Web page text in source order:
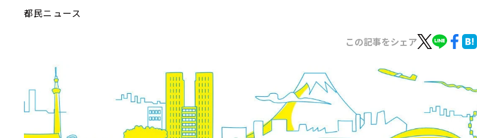
都民ニュース
この記事をシェア